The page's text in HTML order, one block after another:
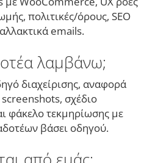
πολιτικές/όρους, SEO
emails.
λαμβάνω;
διαχείρισης, αναφορά
σχέδιο
φάκελο τεκμηρίωσης με
βάσει οδηγού.